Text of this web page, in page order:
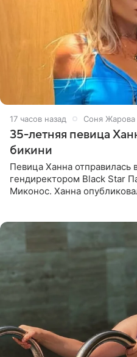
17 часов назад Соня Жарова
35-летняя певица
бикини
Певица Ханна отправилась
гендиректором Black Star
Миконос. Ханна